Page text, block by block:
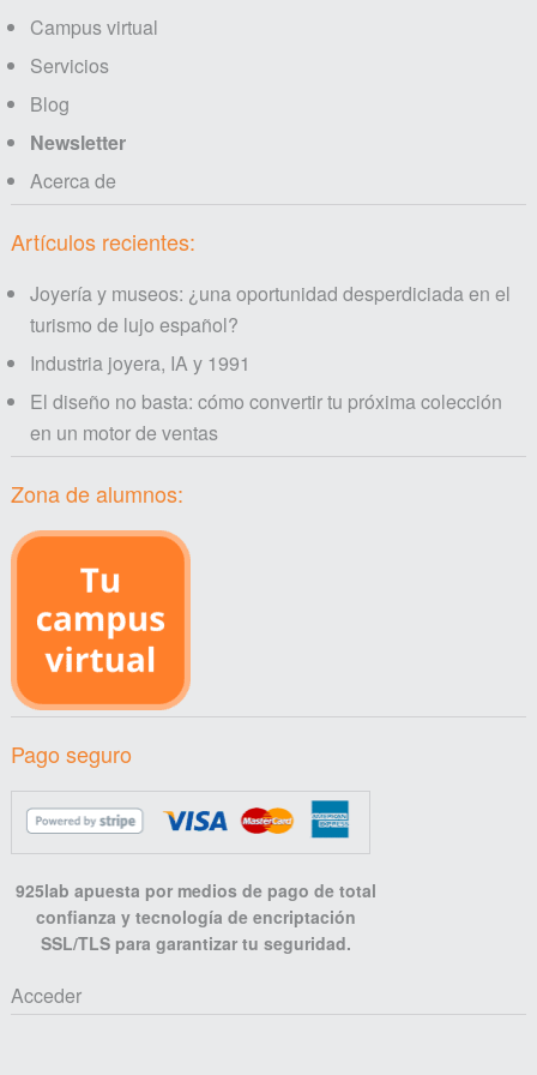
Campus virtual
Servicios
Blog
Newsletter
Acerca de
Artículos recientes:
Joyería y museos: ¿una oportunidad desperdiciada en el
turismo de lujo español?
Industria joyera, IA y 1991
El diseño no basta: cómo convertir tu próxima colección
en un motor de ventas
Zona de alumnos:
Pago seguro
925lab apuesta por medios de pago de total
confianza y tecnología de encriptación
SSL/TLS para garantizar tu seguridad.
Acceder